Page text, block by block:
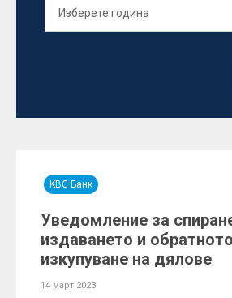
KBC Банк
Уведомление за
издаването и обратното
изкупуване на дялове
14 март 2023